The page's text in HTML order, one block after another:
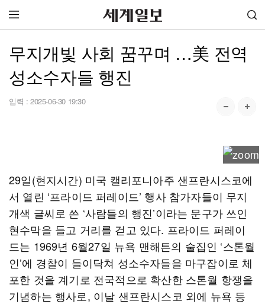
무지개빛 사회 꿈꾸며 …美 전역
성소수자들 행진
입력 : 2025-06-30 19:30
29일(현지시간) 미국 캘리포니아주 샌프란시스코에
서 열린 ‘프라이드 퍼레이드’ 행사 참가자들이 무지
개색 글씨로 쓴 ‘사람들의 행진’이라는 문구가 쓰인
현수막을 들고 거리를 걷고 있다. 프라이드 퍼레이
드는 1969년 6월27일 뉴욕 맨해튼의 술집인 ‘스톤월
인’에 경찰이 들이닥쳐 성소수자들을 마구잡이로 체
포한 것을 계기로 전국적으로 확산한 스톤월 항쟁을
기념하는 행사로, 이날 샌프란시스코 외에 뉴욕 등